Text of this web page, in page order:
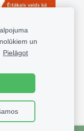
un
Pielāgot